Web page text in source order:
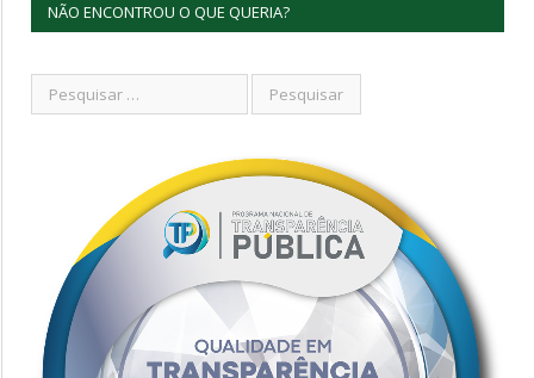
NÃO ENCONTROU O QUE QUERIA?